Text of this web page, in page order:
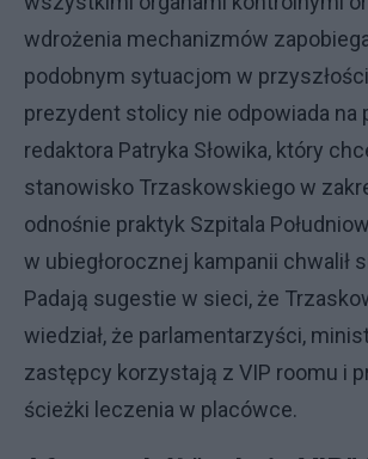
wdrożenia mechanizmów
podobnym sytuacjom w
prezydent stolicy nie odpowiada na
redaktora Patryka Słowika, który
stanowisko Trzaskowskiego w
odnośnie praktyk Szpitala
w ubiegłorocznej kampanii chwalił
Padają sugestie w sieci, że
wiedział, że parlamentarzyści,
zastępcy korzystają z VIP roomu i
ścieżki leczenia w placówce.